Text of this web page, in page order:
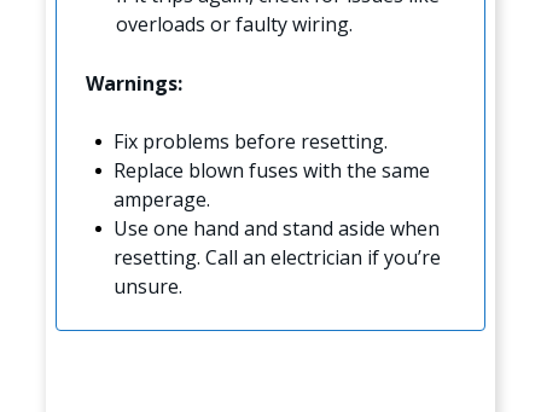
overloads or faulty wiring.
Warnings:
Fix problems before resetting.
Replace blown fuses with the same
amperage.
Use one hand and stand aside when
resetting. Call an electrician if you’re
unsure.